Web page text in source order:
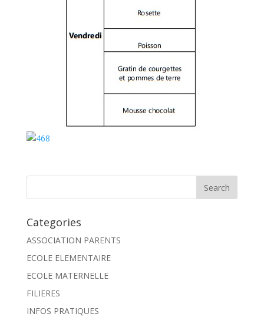
Categories
ASSOCIATION PARENTS
ECOLE ELEMENTAIRE
ECOLE MATERNELLE
FILIERES
INFOS PRATIQUES